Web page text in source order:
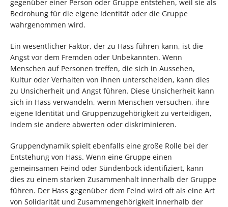
gegenüber einer Person oder Gruppe entstehen, weil sie als
Bedrohung für die eigene Identität oder die Gruppe
wahrgenommen wird.
Ein wesentlicher Faktor, der zu Hass führen kann, ist die
Angst vor dem Fremden oder Unbekannten. Wenn
Menschen auf Personen treffen, die sich in Aussehen,
Kultur oder Verhalten von ihnen unterscheiden, kann dies
zu Unsicherheit und Angst führen. Diese Unsicherheit kann
sich in Hass verwandeln, wenn Menschen versuchen, ihre
eigene Identität und Gruppenzugehörigkeit zu verteidigen,
indem sie andere abwerten oder diskriminieren.
Gruppendynamik spielt ebenfalls eine große Rolle bei der
Entstehung von Hass. Wenn eine Gruppe einen
gemeinsamen Feind oder Sündenbock identifiziert, kann
dies zu einem starken Zusammenhalt innerhalb der Gruppe
führen. Der Hass gegenüber dem Feind wird oft als eine Art
von Solidarität und Zusammengehörigkeit innerhalb der